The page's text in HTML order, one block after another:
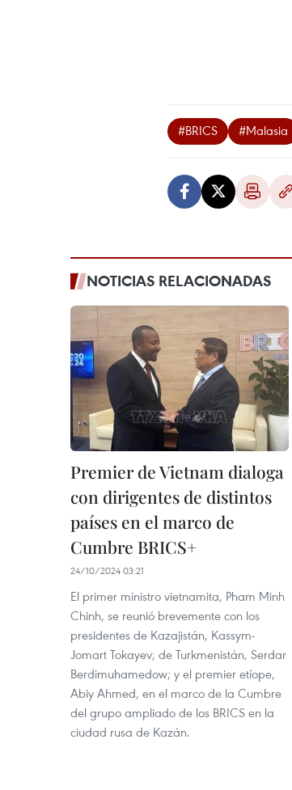
#BRICS #Malasia
NOTICIAS RELACIONADAS
Premier de Vietnam dialoga
con dirigentes de distintos
países en el marco de
Cumbre BRICS+
24/10/2024 03:21
El primer ministro vietnamita, Pham Minh
Chinh, se reunió brevemente con los
presidentes de Kazajistán, Kassym-
Jomart Tokayev; de Turkmenistán, Serdar
Berdimuhamedow; y el premier etíope,
Abiy Ahmed, en el marco de la Cumbre
del grupo ampliado de los BRICS en la
ciudad rusa de Kazán.